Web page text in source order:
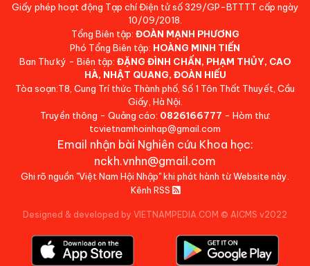
Giấy phép hoạt động Tạp chí Điện tử số 329/GP-BTTTT cấp ngày
10/09/2018.
Tổng Biên tập: ĐOÀN MẠNH PHƯƠNG
Phó Tổng Biên tập: HOÀNG MINH TIẾN
Ban Thư ký - Biên tập: ĐẶNG ĐÌNH CHẤN, PHẠM THỦY, CAO
HÀ, NHẬT QUANG, ĐOÀN HIẾU
Tòa soạn:T8, Cung Trí thức Thành phố, Số 1 Tôn Thất Thuyết, Cầu
Giấy, Hà Nội.
Truyền thông - Quảng cáo: 0826166777 - Hòm thư:
tcvietnamhoinhap@gmail.com
Email nhận bài Nghiên cứu Khoa học:
nckh.vnhn@gmail.com
Ghi rõ nguồn "Việt Nam Hội Nhập" khi phát hành từ Website này.
Kênh RSS
Designed & developed by VIETNAMPEDIA.COM © AICMS v2022